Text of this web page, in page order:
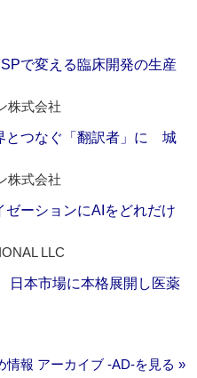
で変える臨床開発の生産
株式会社
とつなぐ「翻訳者」に 城
株式会社
ーションにAIをどれだけ
LLC
日本市場に本格展開し医薬
情報 アーカイブ ‐AD‐を見る »